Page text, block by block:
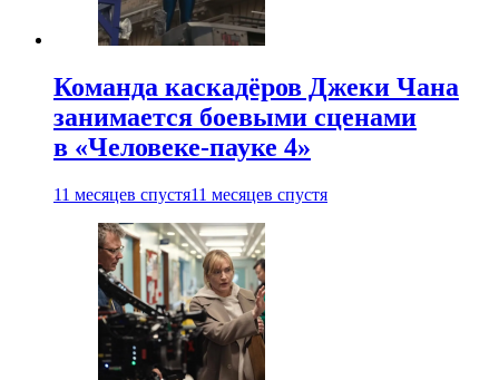
Команда каскадёров Джеки Чана
занимается боевыми сценами
в «Человеке-пауке 4»
11 месяцев спустя11 месяцев спустя